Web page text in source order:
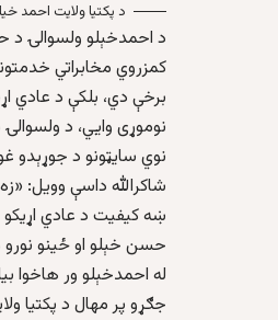
د پکتیا ولایت احمد
د احمدخېلو ولسوالۍ د
کمزروي مخابراتي
برخې دي، بلکې د عادي
نوموړی وايي، د
نوي سایټونو د جوړېدو
شاکرالله داسې وویل:
ښه کیفیت د عادي اړیکو
حسن خېلو او ځینو
له احمدخېلو ور هاخوا